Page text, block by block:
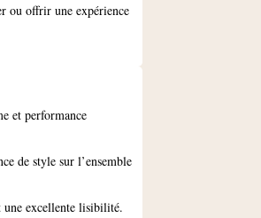
ou offrir une expérience
et performance
de style sur l’ensemble
excellente lisibilité.